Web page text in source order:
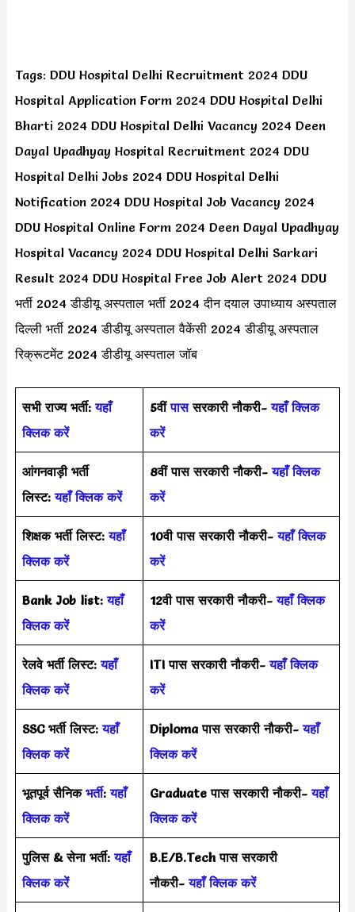
Tags: DDU Hospital Delhi Recruitment 2024 DDU
Hospital Application Form 2024 DDU Hospital Delhi
Bharti 2024 DDU Hospital Delhi Vacancy 2024 Deen
Dayal Upadhyay Hospital Recruitment 2024 DDU
Hospital Delhi Jobs 2024 DDU Hospital Delhi
Notification 2024 DDU Hospital Job Vacancy 2024
DDU Hospital Online Form 2024 Deen Dayal Upadhyay
Hospital Vacancy 2024 DDU Hospital Delhi Sarkari
Result 2024 DDU Hospital Free Job Alert 2024 DDU
भर्ती 2024 डीडीयू अस्पताल भर्ती 2024 दीन दयाल उपाध्याय अस्पताल
दिल्ली भर्ती 2024 डीडीयू अस्पताल वैकेंसी 2024 डीडीयू अस्पताल
रिक्रूटमेंट 2024 डीडीयू अस्पताल जॉब
सभी राज्य भर्ती: यहाँ
क्लिक करें
5वींपाससरकारी नौकरी- यहाँ क्लिक
करें
आंगनवाड़ी भर्ती
लिस्ट: यहाँ क्लिक करें
8वीं पास सरकारी नौकरी- यहाँ क्लिक
करें
शिक्षक भर्ती लिस्ट: यहाँ
क्लिक करें
10वी पास सरकारी नौकरी- यहाँ क्लिक
करें
Bank Job list: यहाँ
क्लिक करें
12वी पास सरकारी नौकरी- यहाँ क्लिक
करें
रेलवे भर्ती लिस्ट: यहाँ
क्लिक करें
ITI पास सरकारी नौकरी- यहाँ क्लिक
करें
SSC भर्ती लिस्ट: यहाँ
क्लिक करें
Diploma पास सरकारी नौकरी- यहाँ
क्लिक करें
भूतपूर्व सैनिक भर्ती: यहाँ
क्लिक करें
Graduate पास सरकारी नौकरी- यहाँ
क्लिक करें
पुलिस & सेना भर्ती: यहाँ
क्लिक करें
B.E/B.Tech पास सरकारी
नौकरी- यहाँ क्लिक करें